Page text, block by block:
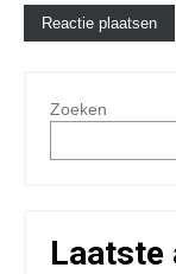
Zoeken
Laatste